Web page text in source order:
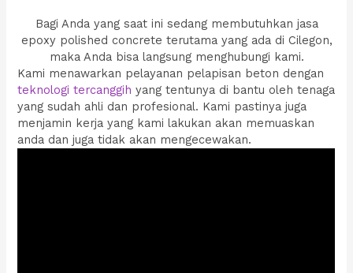
Bagi Anda yang saat ini sedang membutuhkan jasa
epoxy polished concrete terutama yang ada di Cilegon,
maka Anda bisa langsung menghubungi kami.
Kami menawarkan pelayanan pelapisan beton dengan
teknologi tercanggih yang tentunya di bantu oleh tenaga
yang sudah ahli dan profesional. Kami pastinya juga
menjamin kerja yang kami lakukan akan memuaskan
anda dan juga tidak akan mengecewakan.